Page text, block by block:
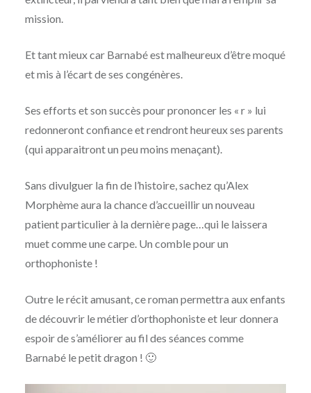
mission.
Et tant mieux car Barnabé est malheureux d’être moqué
et mis à l’écart de ses congénères.
Ses efforts et son succès pour prononcer les « r » lui
redonneront confiance et rendront heureux ses parents
(qui apparaitront un peu moins menaçant).
Sans divulguer la fin de l’histoire, sachez qu’Alex
Morphème aura la chance d’accueillir un nouveau
patient particulier à la dernière page…qui le laissera
muet comme une carpe. Un comble pour un
orthophoniste !
Outre le récit amusant, ce roman permettra aux enfants
de découvrir le métier d’orthophoniste et leur donnera
espoir de s’améliorer au fil des séances comme
Barnabé le petit dragon ! 🙂